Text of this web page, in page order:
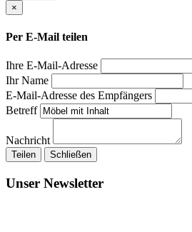
×
Per E-Mail teilen
Ihre E-Mail-Adresse
Ihr Name
E-Mail-Adresse des Empfängers
Betreff
Nachricht
Teilen Schließen
Unser Newsletter